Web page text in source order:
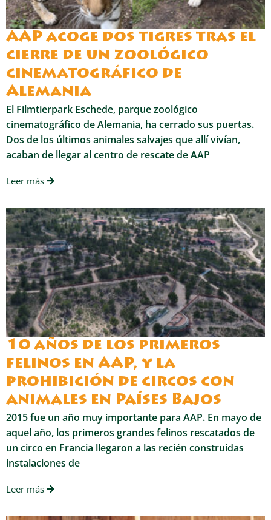
AAP acoge dos tigres tras el
cierre de un zoológico
cinematográfico de
Alemania
El Filmtierpark Eschede, parque zoológico
cinematográfico de Alemania, ha cerrado sus puertas.
Dos de los últimos animales salvajes que allí vivían,
acaban de llegar al centro de rescate de AAP
Leer más
10 años de los primeros
felinos en AAP, y la
prohibición de circos con
animales en Países Bajos
2015 fue un año muy importante para AAP. En mayo de
aquel año, los primeros grandes felinos rescatados de
un circo en Francia llegaron a las recién construidas
instalaciones de
Leer más